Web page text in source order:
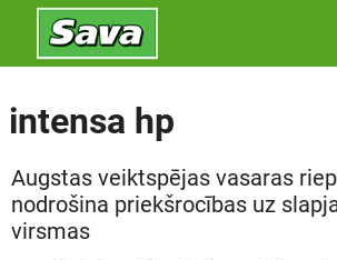
intensa hp
Augstas veiktspējas vasaras
nodrošina priekšrocības uz
virsmas